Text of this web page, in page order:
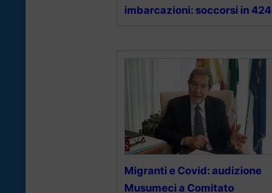
imbarcazioni: soccorsi in 424
Migranti e Covid: audizione
Musumeci a Comitato